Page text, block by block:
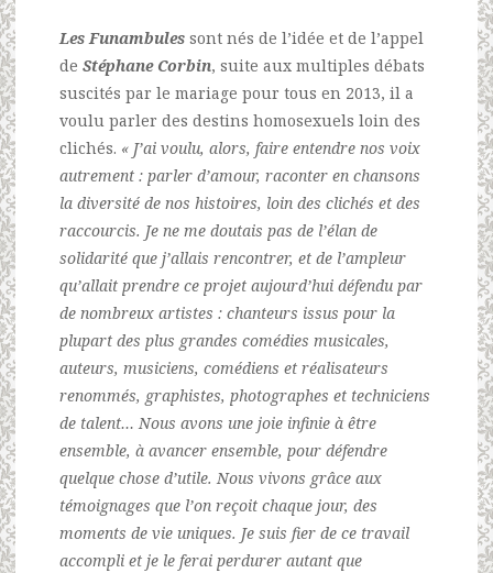
Les Funambules sont nés de l’idée et de l’appel
de Stéphane Corbin, suite aux multiples débats
suscités par le mariage pour tous en 2013, il a
voulu parler des destins homosexuels loin des
clichés. « J’ai voulu, alors, faire entendre nos voix
autrement : parler d’amour, raconter en chansons
la diversité de nos histoires, loin des clichés et des
raccourcis. Je ne me doutais pas de l’élan de
solidarité que j’allais rencontrer, et de l’ampleur
qu’allait prendre ce projet aujourd’hui défendu par
de nombreux artistes : chanteurs issus pour la
plupart des plus grandes comédies musicales,
auteurs, musiciens, comédiens et réalisateurs
renommés, graphistes, photographes et techniciens
de talent… Nous avons une joie infinie à être
ensemble, à avancer ensemble, pour défendre
quelque chose d’utile. Nous vivons grâce aux
témoignages que l’on reçoit chaque jour, des
moments de vie uniques. Je suis fier de ce travail
accompli et je le ferai perdurer autant que